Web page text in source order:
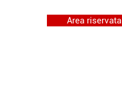
Area riservata